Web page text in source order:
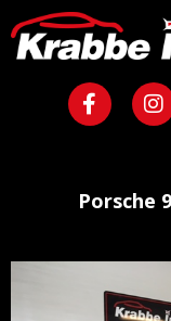
Porsche